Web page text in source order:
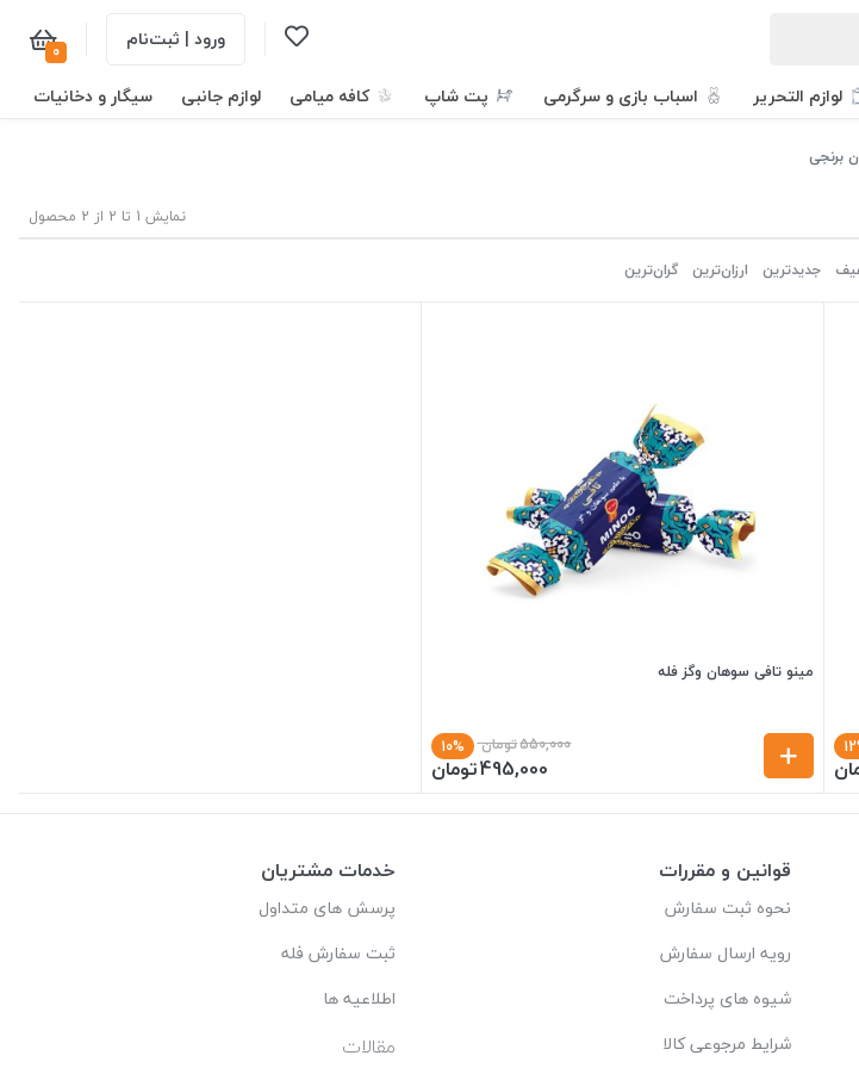
ورود | ثبت‌نام 0
لوازم التحریر اسباب بازی و سرگرمی پت شاپ کافه میامی لوازم جانبی سیگار و دخانیات
برنجی
نمایش 1 تا 2 از 2 محصول
جدیدترین ارزان‌ترین گران‌ترین
مینو تافی سوهان وگز فله
550,000تومان 10%
495,000تومان
قوانین و مقررات
نحوه ثبت سفارش
رویه ارسال سفارش
شیوه های پرداخت
شرایط مرجوعی کالا
خدمات مشتریان
پرسش های متداول
ثبت سفارش فله
اطلاعیه ها
مقالات